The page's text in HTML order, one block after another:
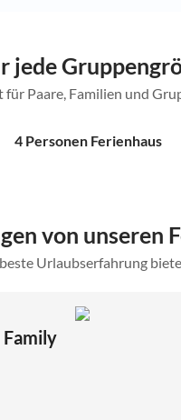
jede
Paare, Familien und
4 Personen Ferienhaus
von unseren
Urlaubserfahrung